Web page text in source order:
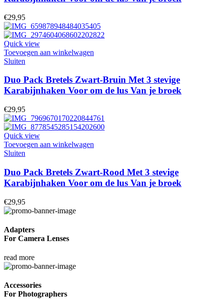
€29,95
Quick view
Toevoegen aan winkelwagen
Sluiten
Duo Pack Bretels Zwart-Bruin Met 3 stevige
Karabijnhaken Voor om de lus Van je broek
€29,95
Quick view
Toevoegen aan winkelwagen
Sluiten
Duo Pack Bretels Zwart-Rood Met 3 stevige
Karabijnhaken Voor om de lus Van je broek
€29,95
Adapters
For Camera Lenses
read more
Accessories
For Photographers